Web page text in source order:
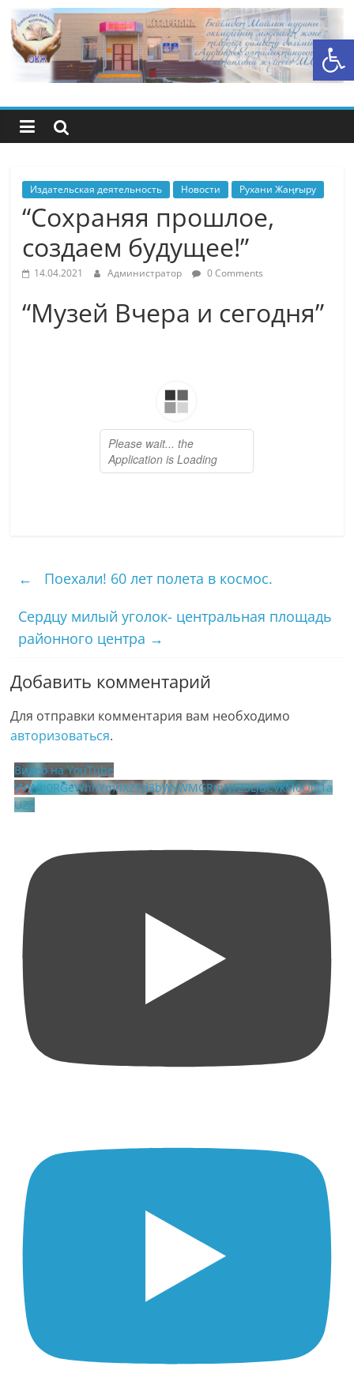
Открыть панель инструментов
Перейти
содержимому
Центральная
библиотечная
система
района
Беимбета
Майлина
Издательская деятельность Новости Рухани Жаңғыру
“Сохраняя прошлое,
создаем будущее!”
14.04.2021 Администратор 0 Comments
“Музей Вчера и сегодня”
←
Поехали! 60 лет полета в космос.
Сердцу милый уголок- центральная площадь
районного центра →
Добавить комментарий
Для отправки комментария вам необходимо
авторизоваться.
Видео на YouTube
VVVVb0RGeWhhYmhXZTd3bWxWMGRmNFZ3LjBCVkM0Q0I1a
UZZ